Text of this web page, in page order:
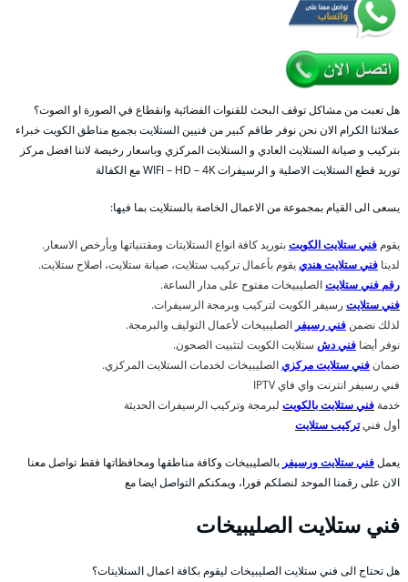
هل تعبت من مشاكل توقف البحث للقنوات الفضائية وانقطاع في الصورة او الصوت؟
عملائنا الكرام الان نحن نوفر طاقم كبير من فنيين الستلايت بجميع مناطق الكويت خبراء
بتركيب و صيانة الستلايت العادي و الستلايت المركزي وباسعار رخيصة لاننا افضل مركز
توريد قطع الستلايت الاصلية و الرسيفرات WIFI – HD – 4K مع الكفالة
يسعى الى القيام بمجموعة من الاعمال الخاصة بالستلايت بما فيها:
يقوم فني ستلايت الكويتبتوريد كافة انواع الستلايتات ومقتنياتها وبأرخص الاسعار.
لدينا فني ستلايت هندييقوم بأعمال تركيب ستلايت، صيانة ستلايت، اصلاح ستلايت.
رقم فني ستلايتالصليبيخات مفتوح على مدار الساعة.
فني ستلايت رسيفر الكويت لتركيب وبرمجة الرسيفرات.
لذلك نضمن فني رسيفر الصليبيخات لأعمال التوليف والبرمجة.
نوفر أيضا فني دش ستلايت الكويت لتثبيت الصحون.
ضمان فني ستلايت مركزيالصليبيخات لخدمات الستلايت المركزي.
فني رسيفر انترنت واي فاي IPTV
خدمة فني ستلايت بالكويت لبرمجة وتركيب الرسيفرات الحديثة
أول فنيتركيب ستلايت
يعملفني ستلايت ورسيفر بالصليبيخات وكافة مناطقها ومحافظاتها فقط تواصل معنا
الان على رقمنا الموحد لنصلكم فورا، ويمكنكم التواصل ايضا مع
فني ستلايت الصليبيخات
هل تحتاج الى فني ستلايت الصليبيخات ليقوم بكافة اعمال الستلايتات؟